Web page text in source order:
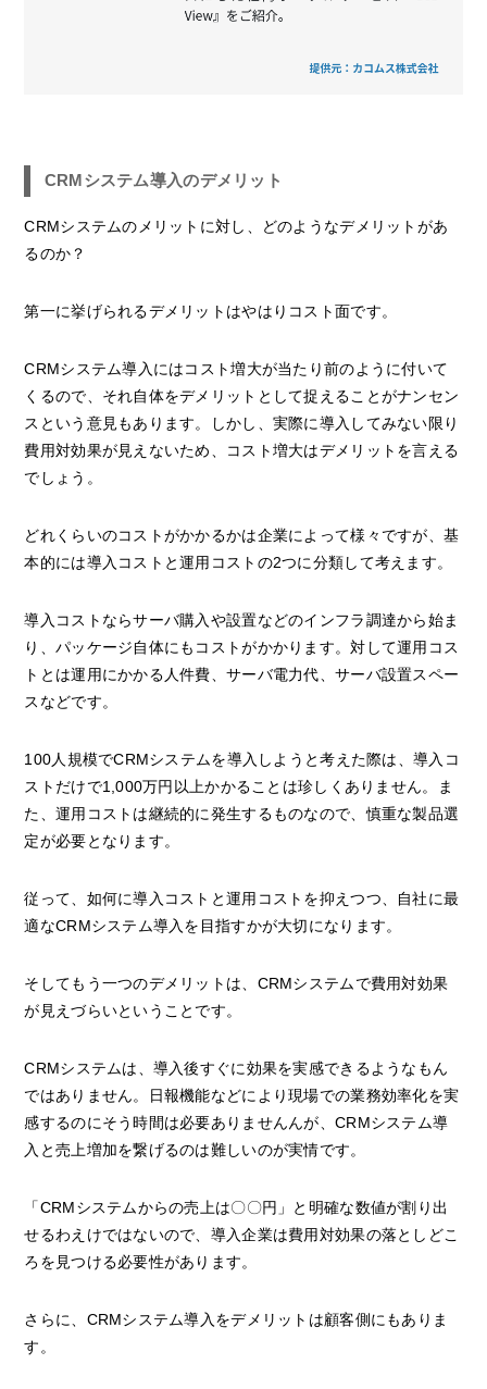
CRMシステム導入のデメリット
CRMシステムのメリットに対し、どのようなデメリットがあ
るのか？
第一に挙げられるデメリットはやはりコスト面です。
CRMシステム導入にはコスト増大が当たり前のように付いて
くるので、それ自体をデメリットとして捉えることがナンセン
スという意見もあります。しかし、実際に導入してみない限り
費用対効果が見えないため、コスト増大はデメリットを言える
でしょう。
どれくらいのコストがかかるかは企業によって様々ですが、基
本的には導入コストと運用コストの2つに分類して考えます。
導入コストならサーバ購入や設置などのインフラ調達から始ま
り、パッケージ自体にもコストがかかります。対して運用コス
トとは運用にかかる人件費、サーバ電力代、サーバ設置スペー
スなどです。
100人規模でCRMシステムを導入しようと考えた際は、導入コ
ストだけで1,000万円以上かかることは珍しくありません。ま
た、運用コストは継続的に発生するものなので、慎重な製品選
定が必要となります。
従って、如何に導入コストと運用コストを抑えつつ、自社に最
適なCRMシステム導入を目指すかが大切になります。
そしてもう一つのデメリットは、CRMシステムで費用対効果
が見えづらいということです。
CRMシステムは、導入後すぐに効果を実感できるようなもん
ではありません。日報機能などにより現場での業務効率化を実
感するのにそう時間は必要ありませんんが、CRMシステム導
入と売上増加を繋げるのは難しいのが実情です。
「CRMシステムからの売上は〇〇円」と明確な数値が割り出
せるわえけではないので、導入企業は費用対効果の落としどこ
ろを見つける必要性があります。
さらに、CRMシステム導入をデメリットは顧客側にもありま
す。